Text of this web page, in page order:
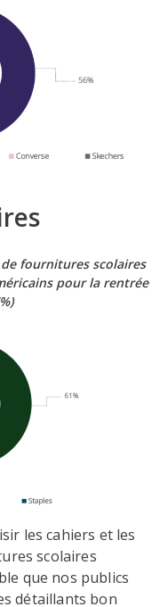
fournitures scolaires
pour la rentrée
les cahiers et les
scolaires
que nos publics
détaillants bon